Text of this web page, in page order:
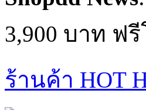
3,900 บาท ฟ
ร้านค้า HOT